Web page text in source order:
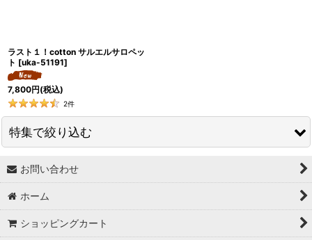
ラスト１！cotton サルエルサロペッ
ト [uka-51191]
7,800円(税込)
2件
特集で絞り込む
↓ 特集 ↓
★最大６０％OFF SALE★
★BODYコレクション！
お問い合わせ
ホーム
ショッピングカート